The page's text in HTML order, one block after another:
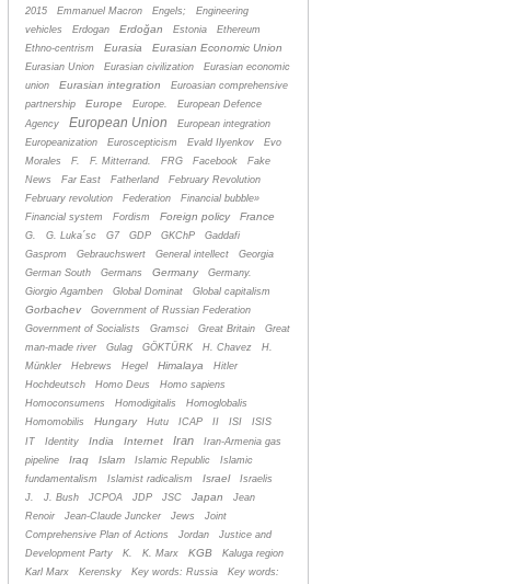
2015
Emmanuel Macron Engels;
Engineering
vehicles
Erdogan Erdoğan Estonia
Ethereum
Ethno-centrism
Eurasia Eurasian Economic Union
Eurasian Union Eurasian civilization
Eurasian economic
union
Eurasian integration
Euroasian comprehensive
partnership
Europe Europe.
European Defence
Agency
European Union
European integration
Europeanization
Euroscepticism Evald Ilyenkov
Evo
Morales
F. F. Mitterrand. FRG Facebook
Fake
News
Far East Fatherland
February Revolution
February revolution
Federation
Financial bubble»
Financial system
Fordism Foreign policy France
G. G. Luka´sc G7 GDP GKChP
Gaddafi
Gasprom
Gebrauchswert General intellect
Georgia
German South
Germans Germany
Germany.
Giorgio Agamben
Global Dominat Global capitalism
Gorbachev
Government of Russian Federation
Government of Socialists
Gramsci Great Britain
Great
man-made river
Gulag GÖKTÜRK H. Chavez
H.
Münkler
Hebrews Hegel Himalaya
Hitler
Hochdeutsch
Homo Deus
Homo sapiens
Homoconsumens
Homodigitalis
Homoglobalis
Homomobilis
Hungary Hutu ICAP II ISI
ISIS
IT
Identity India Internet Iran
Iran-Armenia gas
pipeline
Iraq Islam Islamic Republic
Islamic
fundamentalism
Islamist radicalism Israel
Israelis
J.
J. Bush JCPOA JDP JSC Japan
Jean
Renoir
Jean-Claude Juncker Jews
Joint
Comprehensive Plan of Actions
Jordan
Justice and
Development Party
K. K. Marx KGB
Kaluga region
Karl Marx
Kerensky Key words: Russia
Key words: